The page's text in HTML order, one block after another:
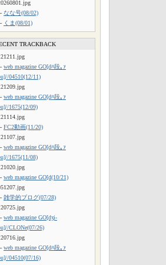
なな号(08/02)
くま(08/01)
TRACKBACK
web magazine GO[dﾊ段｡ｧ
04510(12/11)
web magazine GO[dﾊ段｡ｧ
1675(12/09)
FC2動画(11/20)
web magazine GO[dﾊ段｡ｧ
1675(11/08)
web magazine GO[d(10/21)
雑学的ブログ(07/28)
web magazine GO[dʒi-
CLONe(07/26)
web magazine GO[dﾊ段｡ｧ
04510(07/16)